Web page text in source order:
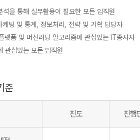
석을 통해 실무활용이 필요한 모든 임직원
팅 및 통계, 정보처리, 전략 및 기획 담당자
랫폼 및 머신러닝 알고리즘에 관심있는 IT종사자
관심있는 모든 임직원
준
진도 진행